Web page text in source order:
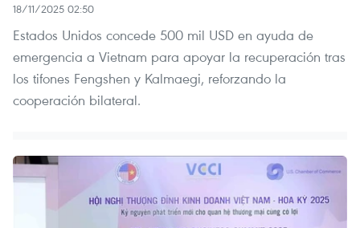
18/11/2025 02:50
Estados Unidos concede 500 mil USD en ayuda de
emergencia a Vietnam para apoyar la recuperación tras
los tifones Fengshen y Kalmaegi, reforzando la
cooperación bilateral.